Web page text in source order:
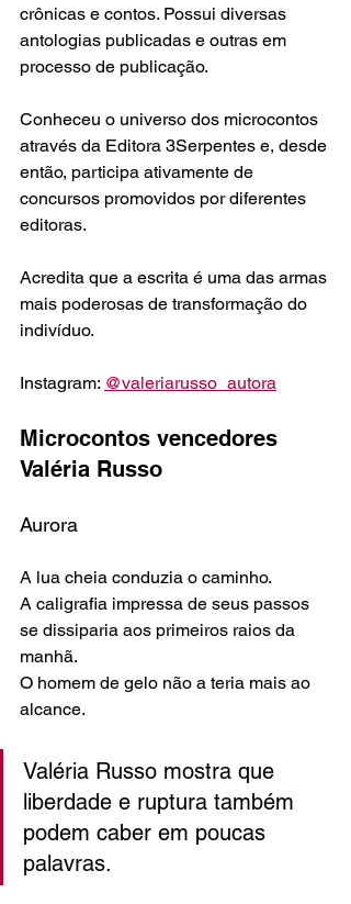
crônicas e contos. Possui diversas
antologias publicadas e outras em
processo de publicação.
Conheceu o universo dos microcontos
através da Editora 3Serpentes e, desde
então, participa ativamente de
concursos promovidos por diferentes
editoras.
Acredita que a escrita é uma das armas
mais poderosas de transformação do
indivíduo.
Instagram: @valeriarusso_autora
Microcontos vencedores
Valéria Russo
Aurora
A lua cheia conduzia o caminho.
A caligrafia impressa de seus passos
se dissiparia aos primeiros raios da
manhã.
O homem de gelo não a teria mais ao
alcance.
Valéria Russo mostra que
liberdade e ruptura também
podem caber em poucas
palavras.